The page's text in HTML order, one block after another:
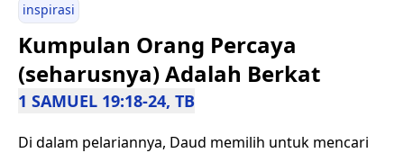
inspirasi
Kumpulan Orang Percaya
(seharusnya) Adalah Berkat
1 SAMUEL 19:18-24, TB
Di dalam pelariannya, Daud memilih untuk mencari